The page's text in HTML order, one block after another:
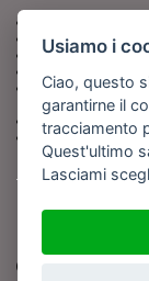
Scrivi alla
Fai pubblicità con
Sostieni Barinedita
Iscriviti al nostro
giornalismo
Compra i nostri libri
Entra in Barinedita
Copyright
logo di Barinedita
detiene i Diritti
(tranne che non vi sia
Usiamo i
Ciao, questo
garantirne il
tracciamento
Quest'ultimo
Lasciami